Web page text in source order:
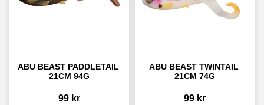
ABU BEAST PADDLETAIL
21CM 94G
99 kr
ABU BEAST TWINTAIL
21CM 74G
99 kr